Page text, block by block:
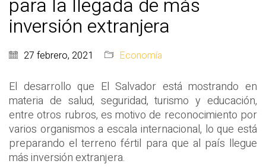
para la llegada de más
inversión extranjera
27 febrero, 2021 Economía
El desarrollo que El Salvador está mostrando en
materia de salud, seguridad, turismo y educación,
entre otros rubros, es motivo de reconocimiento por
varios organismos a escala internacional, lo que está
preparando el terreno fértil para que al país llegue
más inversión extranjera.